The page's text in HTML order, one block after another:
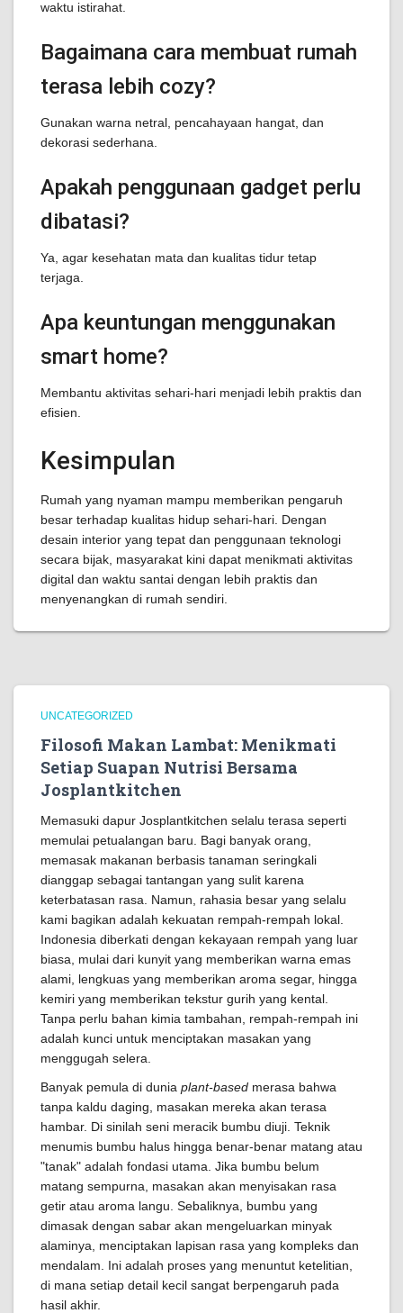
waktu istirahat.
Bagaimana cara membuat rumah
terasa lebih cozy?
Gunakan warna netral, pencahayaan hangat, dan
dekorasi sederhana.
Apakah penggunaan gadget perlu
dibatasi?
Ya, agar kesehatan mata dan kualitas tidur tetap
terjaga.
Apa keuntungan menggunakan
smart home?
Membantu aktivitas sehari-hari menjadi lebih praktis dan
efisien.
Kesimpulan
Rumah yang nyaman mampu memberikan pengaruh
besar terhadap kualitas hidup sehari-hari. Dengan
desain interior yang tepat dan penggunaan teknologi
secara bijak, masyarakat kini dapat menikmati aktivitas
digital dan waktu santai dengan lebih praktis dan
menyenangkan di rumah sendiri.
UNCATEGORIZED
Filosofi Makan Lambat: Menikmati
Setiap Suapan Nutrisi Bersama
Josplantkitchen
Memasuki dapur Josplantkitchen selalu terasa seperti
memulai petualangan baru. Bagi banyak orang,
memasak makanan berbasis tanaman seringkali
dianggap sebagai tantangan yang sulit karena
keterbatasan rasa. Namun, rahasia besar yang selalu
kami bagikan adalah kekuatan rempah-rempah lokal.
Indonesia diberkati dengan kekayaan rempah yang luar
biasa, mulai dari kunyit yang memberikan warna emas
alami, lengkuas yang memberikan aroma segar, hingga
kemiri yang memberikan tekstur gurih yang kental.
Tanpa perlu bahan kimia tambahan, rempah-rempah ini
adalah kunci untuk menciptakan masakan yang
menggugah selera.
Banyak pemula di dunia plant-based merasa bahwa
tanpa kaldu daging, masakan mereka akan terasa
hambar. Di sinilah seni meracik bumbu diuji. Teknik
menumis bumbu halus hingga benar-benar matang atau
"tanak" adalah fondasi utama. Jika bumbu belum
matang sempurna, masakan akan menyisakan rasa
getir atau aroma langu. Sebaliknya, bumbu yang
dimasak dengan sabar akan mengeluarkan minyak
alaminya, menciptakan lapisan rasa yang kompleks dan
mendalam. Ini adalah proses yang menuntut ketelitian,
di mana setiap detail kecil sangat berpengaruh pada
hasil akhir.